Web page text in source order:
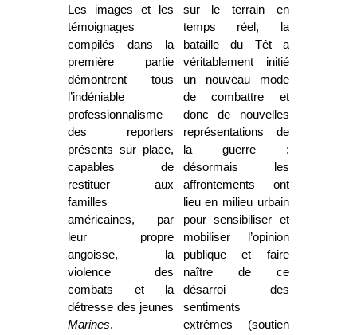
Les images et les
témoignages
compilés dans la
première partie
démontrent tous
l’indéniable
professionnalisme
des reporters
présents sur place,
capables de
restituer aux
familles
américaines, par
leur propre
angoisse, la
violence des
combats et la
détresse des jeunes
Marines.
sur le terrain en
temps réel, la
bataille du Têt a
véritablement initié
un nouveau mode
de combattre et
donc de nouvelles
représentations de
la guerre :
désormais les
affrontements ont
lieu en milieu urbain
pour sensibiliser et
mobiliser l’opinion
publique et faire
naître de ce
désarroi des
sentiments
extrêmes (soutien